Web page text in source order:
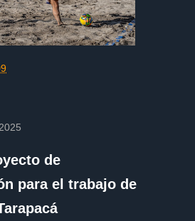
de
para el trabajo de